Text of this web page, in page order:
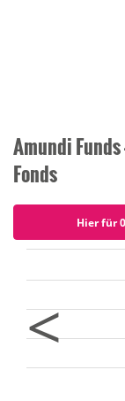
Amundi
Fonds
Hier für
<